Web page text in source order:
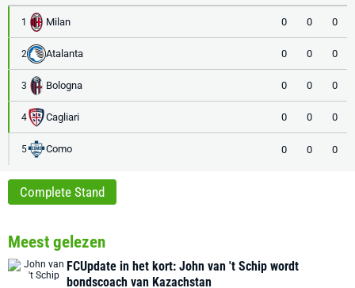
1 Milan 0 0 0
2 Atalanta 0 0 0
3 Bologna 0 0 0
4 Cagliari 0 0 0
5 Como 0 0 0
Complete Stand
Meest gelezen
FCUpdate in het kort: John van 't Schip wordt
bondscoach van Kazachstan